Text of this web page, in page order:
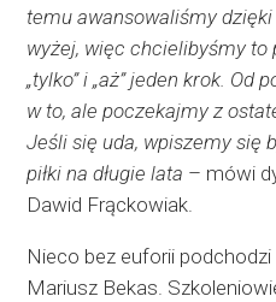
temu awansowaliśmy
wyżej, więc chcielibyśmy to
„tylko” i „aż” jeden krok.
w to, ale poczekajmy z
Jeśli się uda, wpiszemy się
piłki na długie lata – mówi
Dawid Frąckowiak.
Nieco bez euforii
Mariusz Bekas.